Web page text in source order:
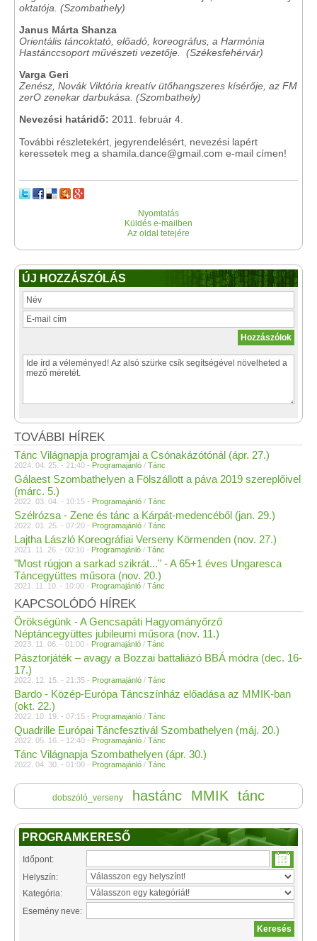
oktatója. (Szombathely)
Janus Márta Shanza
Orientális táncoktató, előadó, koreográfus, a Harmónia
Hastánccsoport művészeti vezetője. (Székesfehérvár)
Varga Geri
Zenész, Novák Viktória kreatív ütőhangszeres kísérője, az FM
zerO zenekar darbukása. (Szombathely)
Nevezési határidő: 2011. február 4.
További részletekért, jegyrendelésért, nevezési lapért
keressetek meg a shamila.dance@gmail.com e-mail címen!
Nyomtatás
Küldés e-mailben
Az oldal tetejére
ÚJ HOZZÁSZÓLÁS
TOVÁBBI HÍREK
Tánc Világnapja programjai a Csónakázótónál (ápr. 27.)
2024. 04. 25. - 21:40 - Programajánló / Tánc
Gálaest Szombathelyen a Fölszállott a páva 2019 szereplőivel
(márc. 5.)
2022. 03. 04. - 10:15 - Programajánló / Tánc
Szélrózsa - Zene és tánc a Kárpát-medencéből (jan. 29.)
2022. 01. 25. - 07:20 - Programajánló / Tánc
Lajtha László Koreográfiai Verseny Körmenden (nov. 27.)
2021. 11. 26. - 00:10 - Programajánló / Tánc
"Most rúgjon a sarkad szikrát..." - A 65+1 éves Ungaresca
Táncegyüttes műsora (nov. 20.)
2021. 11. 10. - 10:00 - Programajánló / Tánc
KAPCSOLÓDÓ HÍREK
Örökségünk - A Gencsapáti Hagyományőrző
Néptáncegyüttes jubileumi műsora (nov. 11.)
2023. 11. 06. - 01:00 - Programajánló / Tánc
Pásztorjáték – avagy a Bozzai battaliázó BBÁ módra (dec. 16-
17.)
2022. 12. 15. - 21:35 - Programajánló / Tánc
Bardo - Közép-Európa Táncszínház előadása az MMIK-ban
(okt. 22.)
2022. 10. 19. - 07:15 - Programajánló / Tánc
Quadrille Európai Táncfesztivál Szombathelyen (máj. 20.)
2022. 05. 16. - 12:40 - Programajánló / Tánc
Tánc Világnapja Szombathelyen (ápr. 30.)
2022. 04. 30. - 01:00 - Programajánló / Tánc
dobszóló_verseny hastánc MMIK tánc
PROGRAMKERESŐ
Időpont:
Helyszín:
Kategória:
Esemény neve: